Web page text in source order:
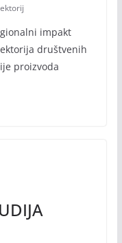
impakt
društvenih
proizvoda